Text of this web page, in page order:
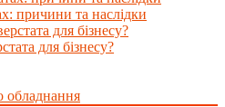
причини та наслідки
для бізнесу?
обладнання